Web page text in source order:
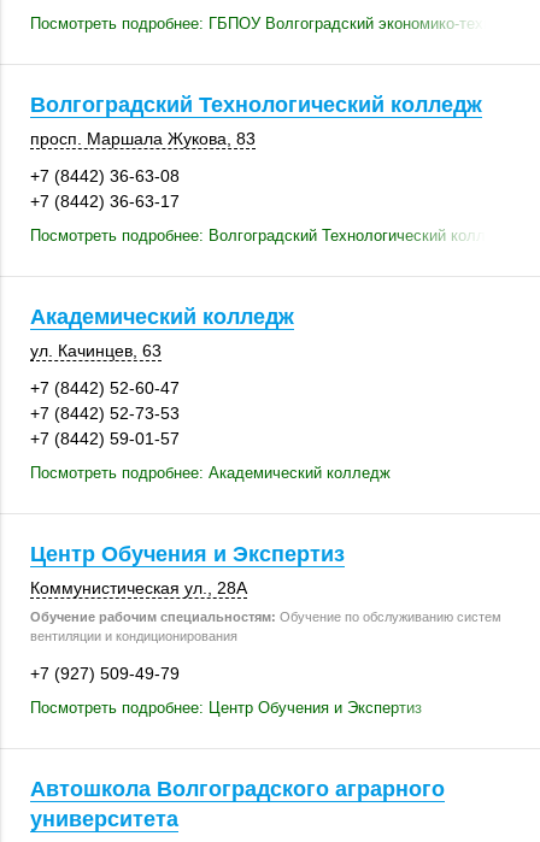
Посмотреть подробнее: ГБПОУ Волгоградский экономико-
Волгоградский Технологический колледж
просп. Маршала Жукова, 83
+7 (8442) 36-63-08
+7 (8442) 36-63-17
Посмотреть подробнее: Волгоградский Технологический колледж
Академический колледж
ул. Качинцев, 63
+7 (8442) 52-60-47
+7 (8442) 52-73-53
+7 (8442) 59-01-57
Посмотреть подробнее: Академический колледж
Центр Обучения и Экспертиз
Коммунистическая ул., 28А
Обучение рабочим специальностям: Обучение по обслуживанию систем
вентиляции и кондиционирования
+7 (927) 509-49-79
Посмотреть подробнее: Центр Обучения и Экспертиз
Автошкола Волгоградского аграрного
университета